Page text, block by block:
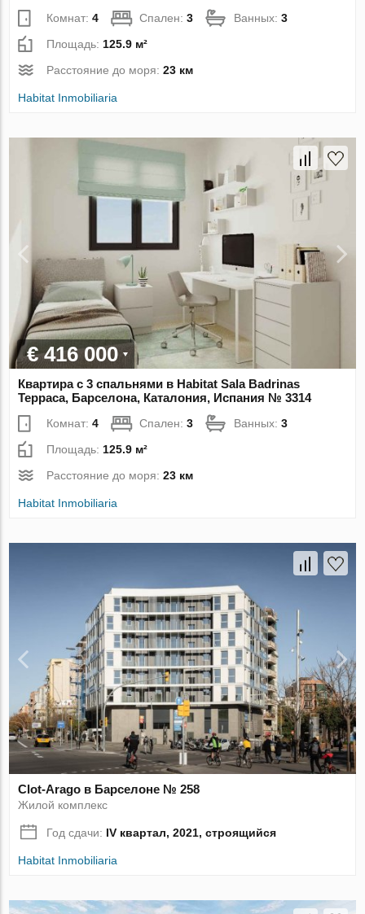
Комнат:4 Спален:3 Ванных:3
Площадь: 125.9 м²
Расстояние до моря:23 км
Habitat Inmobiliaria
€ 416 000
Квартира с 3 спальнями в Habitat Sala Badrinas
Терраса, Барселона, Каталония, Испания № 3314
Комнат:4 Спален:3 Ванных:3
Площадь: 125.9 м²
Расстояние до моря:23 км
Habitat Inmobiliaria
Clot-Arago в Барселоне № 258
Жилой комплекс
Год сдачи: IV квартал, 2021, строящийся
Habitat Inmobiliaria